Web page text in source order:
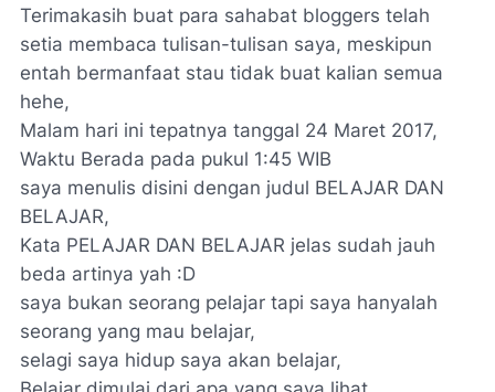
Terimakasih buat para sahabat bloggers telah
setia membaca tulisan-tulisan saya, meskipun
entah bermanfaat stau tidak buat kalian semua
hehe,
Malam hari ini tepatnya tanggal 24 Maret 2017,
Waktu Berada pada pukul 1:45 WIB
saya menulis disini dengan judul BELAJAR DAN
BELAJAR,
Kata PELAJAR DAN BELAJAR jelas sudah jauh
beda artinya yah :D
saya bukan seorang pelajar tapi saya hanyalah
seorang yang mau belajar,
selagi saya hidup saya akan belajar,